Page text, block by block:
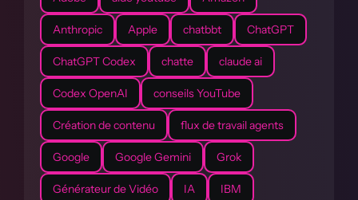
Anthropic Apple chatbbt ChatGPT
ChatGPT Codex chatte claude ai
Codex OpenAI conseils YouTube
Création de contenu flux de travail agents
Google Google Gemini Grok
Générateur de Vidéo IA IBM